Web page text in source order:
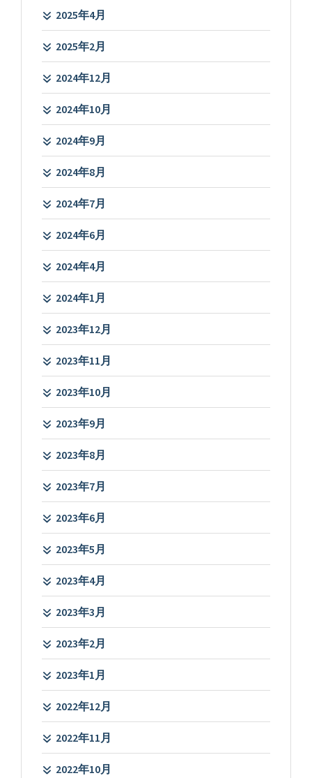
2025年4月
2025年2月
2024年12月
2024年10月
2024年9月
2024年8月
2024年7月
2024年6月
2024年4月
2024年1月
2023年12月
2023年11月
2023年10月
2023年9月
2023年8月
2023年7月
2023年6月
2023年5月
2023年4月
2023年3月
2023年2月
2023年1月
2022年12月
2022年11月
2022年10月